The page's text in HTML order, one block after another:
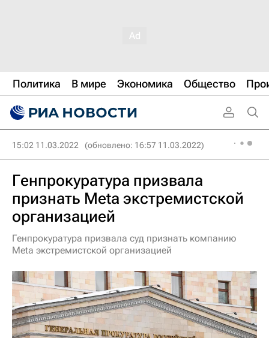
Политика В мире Экономика Общество
15:02 11.03.2022 (обновлено: 16:57 11.03.2022)
Генпрокуратура призвала
признать Meta экстремистской
организацией
Генпрокуратура призвала суд признать компанию
Meta экстремистской организацией